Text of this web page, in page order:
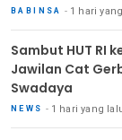
BABINSA 1 hari
Sambut HUT RI
Jawilan Cat
Swadaya
NEWS 1 hari yang